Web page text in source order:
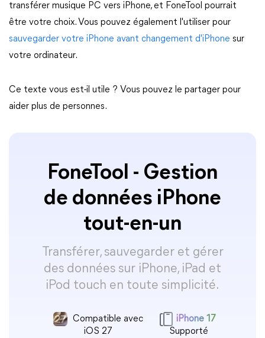
transférer musique PC vers iPhone, et FoneTool pourrait
être votre choix. Vous pouvez également l'utiliser pour
sauvegarder votre iPhone avant changement d'iPhone sur
votre ordinateur.
Ce texte vous est-il utile ? Vous pouvez le partager pour
aider plus de personnes.
FoneTool - Gestion
de données iPhone
tout-en-un
Transférer, sauvegarder et gérer
des données sur iPhone, iPad et
iPod touch en toute simplicité.
Compatible avec
iOS 27
iPhone 17
Supporté